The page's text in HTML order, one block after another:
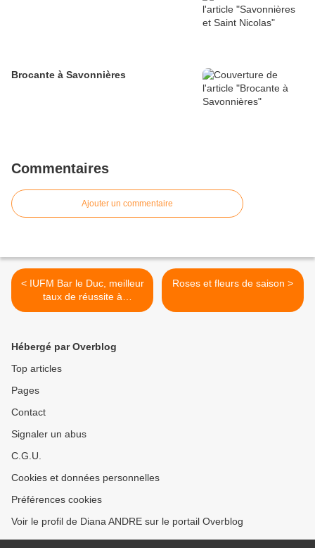
Brocante à Savonnières
Commentaires
Ajouter un commentaire
< IUFM Bar le Duc, meilleur
taux de réussite à
l’admissibilité au concours
Roses et fleurs de saison >
Hébergé par Overblog
Top articles
Pages
Contact
Signaler un abus
C.G.U.
Cookies et données personnelles
Préférences cookies
Voir le profil de Diana ANDRE sur le portail Overblog